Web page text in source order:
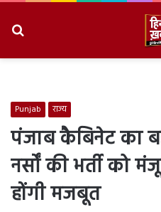
Punjab राज्य
पंजाब कैबिनेट का
नर्सों की भर्ती को
होंगी मजबूत